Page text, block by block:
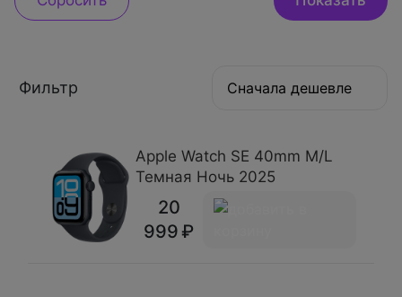
Фильтр Сначала дешевле
Apple Watch SE 40mm M/L
Темная Ночь 2025
20
999